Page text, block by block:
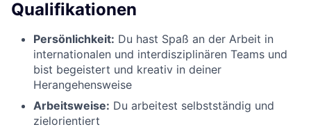
Qualifikationen
Persönlichkeit: Du hast Spaß an der Arbeit in
internationalen und interdisziplinären Teams und
bist begeistert und kreativ in deiner
Herangehensweise
Arbeitsweise: Du arbeitest selbstständig und
zielorientiert